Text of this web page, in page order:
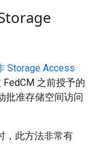
Storage Access
之前授予的
批准存储空间访问
，此方法非常有